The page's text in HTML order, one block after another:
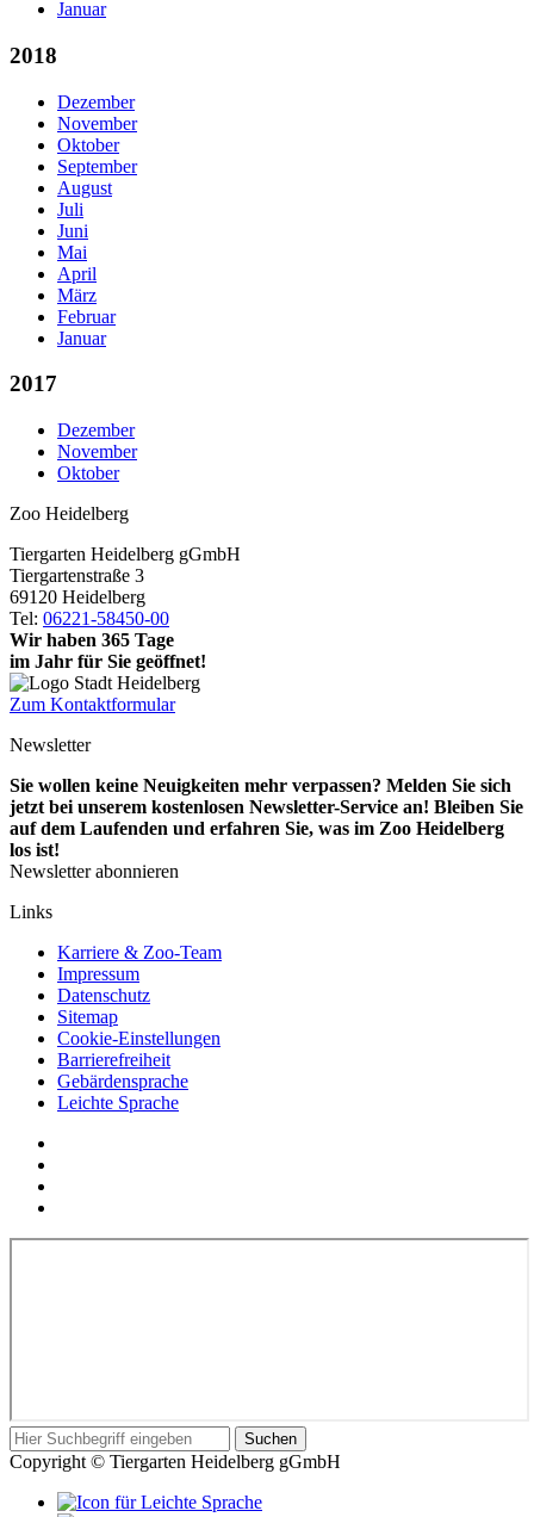
Januar
2018
Dezember
November
Oktober
September
August
Juli
Juni
Mai
April
März
Februar
Januar
2017
Dezember
November
Oktober
Zoo Heidelberg
Tiergarten Heidelberg gGmbH
Tiergartenstraße 3
69120 Heidelberg
Tel: 06221-58450-00
Wir haben 365 Tage
im Jahr für Sie geöffnet!
Zum Kontaktformular
Newsletter
Sie wollen keine Neuigkeiten mehr verpassen? Melden Sie sich
jetzt bei unserem kostenlosen Newsletter-Service an! Bleiben Sie
auf dem Laufenden und erfahren Sie, was im Zoo Heidelberg
los ist!
Newsletter abonnieren
Links
Karriere & Zoo-Team
Impressum
Datenschutz
Sitemap
Cookie-Einstellungen
Barrierefreiheit
Gebärdensprache
Leichte Sprache
Social
Media
In
diesem
Formular
können
Suchbegriff Suchen
Copyright © Tiergarten Heidelberg gGmbH
Leichte